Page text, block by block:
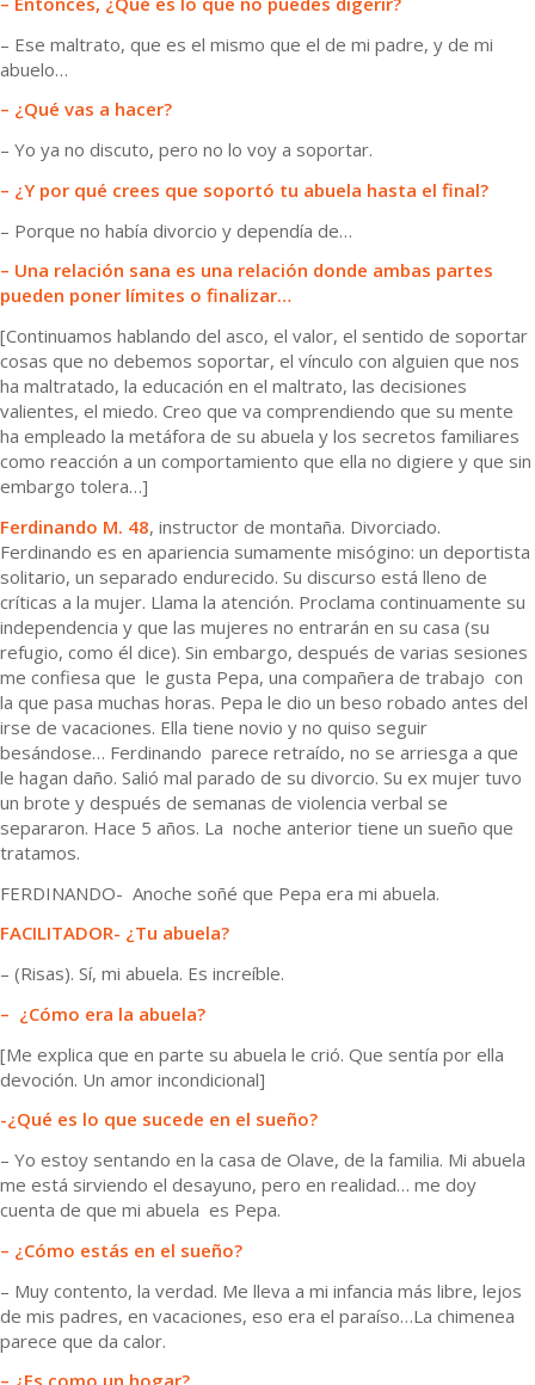
– Ese maltrato, que es el mismo que el de mi padre, y de mi
abuelo…
– ¿Qué vas a hacer?
– Yo ya no discuto, pero no lo voy a soportar.
– ¿Y por qué crees que soportó tu abuela hasta el final?
– Porque no había divorcio y dependía de…
– Una relación sana es una relación donde ambas partes
pueden poner límites o finalizar…
[Continuamos hablando del asco, el valor, el sentido de soportar
cosas que no debemos soportar, el vínculo con alguien que nos
ha maltratado, la educación en el maltrato, las decisiones
valientes, el miedo. Creo que va comprendiendo que su mente
ha empleado la metáfora de su abuela y los secretos familiares
como reacción a un comportamiento que ella no digiere y que sin
embargo tolera…]
Ferdinando M. 48, instructor de montaña. Divorciado.
Ferdinando es en apariencia sumamente misógino: un deportista
solitario, un separado endurecido. Su discurso está lleno de
críticas a la mujer. Llama la atención. Proclama continuamente su
independencia y que las mujeres no entrarán en su casa (su
refugio, como él dice). Sin embargo, después de varias sesiones
me confiesa que le gusta Pepa, una compañera de trabajo con
la que pasa muchas horas. Pepa le dio un beso robado antes del
irse de vacaciones. Ella tiene novio y no quiso seguir
besándose… Ferdinando parece retraído, no se arriesga a que
le hagan daño. Salió mal parado de su divorcio. Su ex mujer tuvo
un brote y después de semanas de violencia verbal se
separaron. Hace 5 años. La noche anterior tiene un sueño que
tratamos.
FERDINANDO- Anoche soñé que Pepa era mi abuela.
FACILITADOR- ¿Tu abuela?
– (Risas). Sí, mi abuela. Es increíble.
– ¿Cómo era la abuela?
[Me explica que en parte su abuela le crió. Que sentía por ella
devoción. Un amor incondicional]
-¿Qué es lo que sucede en el sueño?
– Yo estoy sentando en la casa de Olave, de la familia. Mi abuela
me está sirviendo el desayuno, pero en realidad… me doy
cuenta de que mi abuela es Pepa.
– ¿Cómo estás en el sueño?
– Muy contento, la verdad. Me lleva a mi infancia más libre, lejos
de mis padres, en vacaciones, eso era el paraíso…La chimenea
parece que da calor.